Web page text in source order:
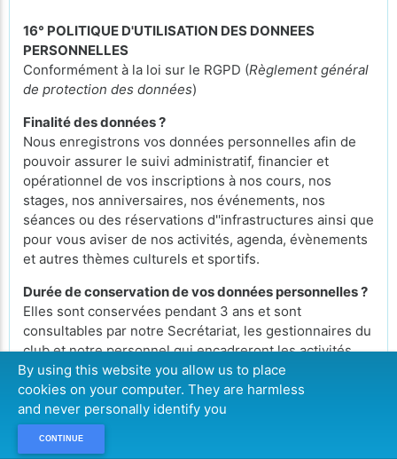
16° POLITIQUE D'UTILISATION DES DONNEES
PERSONNELLES
Conformément à la loi sur le RGPD (Règlement général
de protection des données)
Finalité des données ?
Nous enregistrons vos données personnelles afin de
pouvoir assurer le suivi administratif, financier et
opérationnel de vos inscriptions à nos cours, nos
stages, nos anniversaires, nos événements, nos
séances ou des réservations d''infrastructures ainsi que
pour vous aviser de nos activités, agenda, évènements
et autres thèmes culturels et sportifs.
Durée de conservation de vos données personnelles ?
Elles sont conservées pendant 3 ans et sont
consultables par notre Secrétariat, les gestionnaires du
club et notre personnel qui encadreront les activités
auxquelles vous vous serez inscrits.
Droit d'accès vos données personnelles ?
Conformément à la loi RGDP, vous pouvez exercer
votre droit d'accès aux données vous concernant et les
By using this website you allow us to place
cookies on your computer. They are harmless
and never personally identify you
CONTINUE